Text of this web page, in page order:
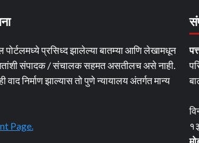
पोर्टलमध्ये प्रसिध्द झालेल्या बातम्या आणि लेखामधून
संपादक / संचालक सहमत असतीलच असे नाही.
वाद निर्माण झाल्यास तो पुणे न्यायालय अंतर्गत मान्य
Page.